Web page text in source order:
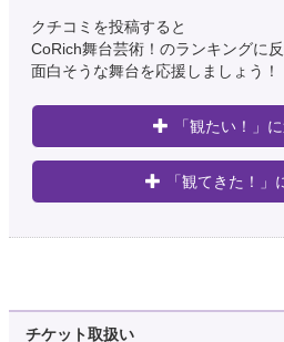
クチコミを投稿すると
CoRich舞台芸術！のランキングに反
面白そうな舞台を応援しましょう！
「観たい！」
「観てきた！」
チケット取扱い